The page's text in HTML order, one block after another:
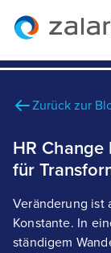
Zurück zur
HR
für
Veränderung ist
Konstante. In
ständigem